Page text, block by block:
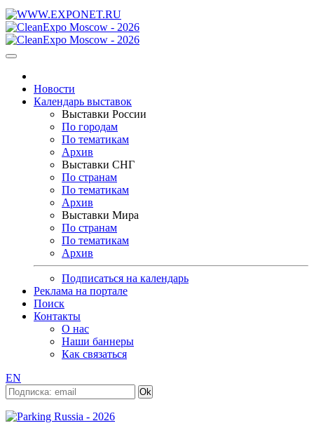
Новости
Календарь выставок
Выставки России
По городам
По тематикам
Архив
Выставки СНГ
По странам
По тематикам
Архив
Выставки Мира
По странам
По тематикам
Архив
Подписаться на календарь
Реклама на портале
Поиск
Контакты
О нас
Наши баннеры
Как связаться
EN